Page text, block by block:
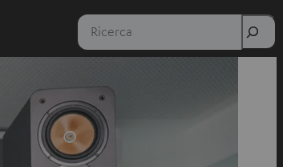
Ricerca